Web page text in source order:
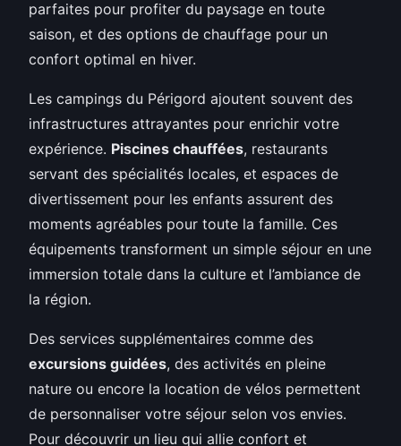
parfaites pour profiter du paysage en toute
saison, et des options de chauffage pour un
confort optimal en hiver.
Les campings du Périgord ajoutent souvent des
infrastructures attrayantes pour enrichir votre
expérience. Piscines chauffées, restaurants
servant des spécialités locales, et espaces de
divertissement pour les enfants assurent des
moments agréables pour toute la famille. Ces
équipements transforment un simple séjour en une
immersion totale dans la culture et l’ambiance de
la région.
Des services supplémentaires comme des
excursions guidées, des activités en pleine
nature ou encore la location de vélos permettent
de personnaliser votre séjour selon vos envies.
Pour découvrir un lieu qui allie confort et